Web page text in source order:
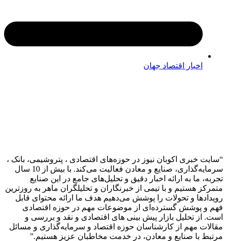
اخبار اقتصاد جهان
خبری اکوبان نیوز در حوزه‌های اقتصادی ، پتروشیمی، بانک ،
سرمایه‌گذاری، صنایع و معادن فعالیت می‌کند. با بیش از 10 سال
ما به ارائه اخبار دقیق و تحلیل‌های جامع در این صنایع
هستیم و با تیمی از خبرنگاران و تحلیلگران ماهر به روزترین
و تحولات را پوشش می‌دهیم هدف ما ارائه محتوای قابل
پوشش گسترده‌ای از موضوعات مهم در حوزه اقتصادی
تحلیل بازار پیش بینی های اقتصادی و نقد و بررسی و
مهم از کارشناسان حوزه اقتصاد و سرمایه‌گذاری و مسائل
با صنایع و معادن، در خدمت مخاطبان عزیز هستیم.”